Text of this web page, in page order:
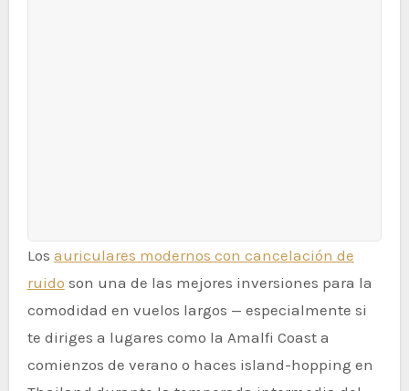
Los auriculares modernos con cancelación de
ruido son una de las mejores inversiones para la
comodidad en vuelos largos — especialmente si
te diriges a lugares como la Amalfi Coast a
comienzos de verano o haces island-hopping en